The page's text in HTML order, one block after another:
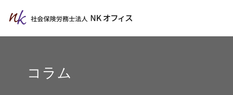
コラム